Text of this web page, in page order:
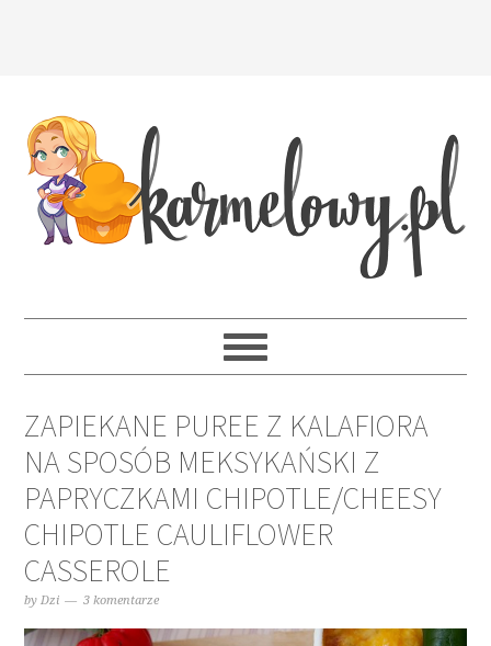
ZAPIEKANE PUREE Z KALAFIORA
NA SPOSÓB MEKSYKAŃSKI Z
PAPRYCZKAMI CHIPOTLE/CHEESY
CHIPOTLE CAULIFLOWER
CASSEROLE
byDzi 3 komentarze